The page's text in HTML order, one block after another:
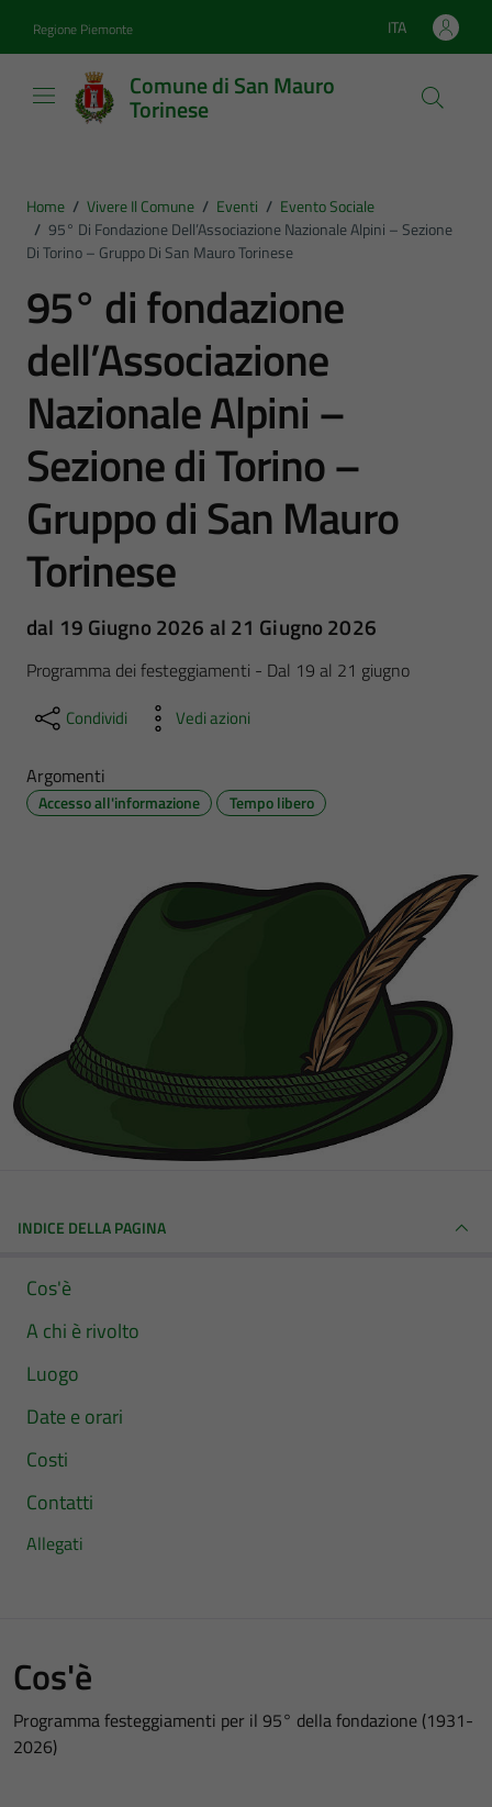
Regione Piemonte Lingua attiva:
ITA
Comune di San Mauro
Torinese
Home / Vivere Il Comune / Eventi / Evento Sociale
/ 95° Di Fondazione Dell’Associazione Nazionale Alpini – Sezione
Di Torino – Gruppo Di San Mauro Torinese
95° di fondazione
dell’Associazione
Nazionale Alpini –
Sezione di Torino –
Gruppo di San Mauro
Torinese
dal 19 Giugno 2026 al 21 Giugno 2026
Programma dei festeggiamenti - Dal 19 al 21 giugno
Condividi Vedi azioni
Argomenti
Accesso all'informazione Tempo libero
INDICE DELLA PAGINA
Cos'è
A chi è rivolto
Luogo
Date e orari
Costi
Contatti
Allegati
Cos'è
Programma festeggiamenti per il 95° della fondazione (1931-
2026)